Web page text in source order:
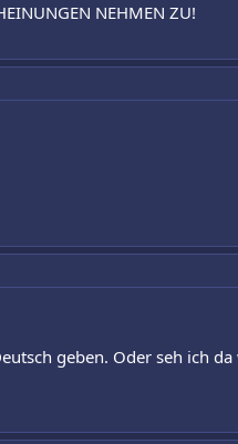
NEHMEN ZU!
geben. Oder seh ich da